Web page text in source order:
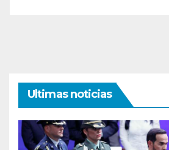
Ultimas noticias